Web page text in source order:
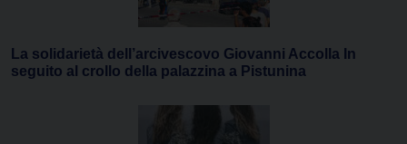
La solidarietà dell’arcivescovo Giovanni Accolla In
seguito al crollo della palazzina a Pistunina